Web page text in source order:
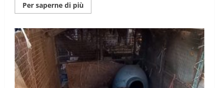
Per saperne di più
informazioni
memorabile
al
Maracanã:
Fluminense
e
San
Paolo
scendono